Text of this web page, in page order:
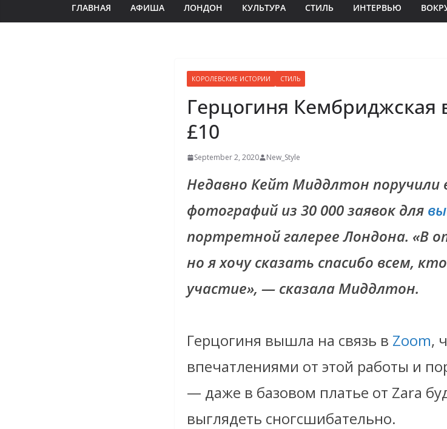
ГЛАВНАЯ АФИША ЛОНДОН КУЛЬТУРА СТИЛЬ ИНТЕРВЬЮ
КОРОЛЕВСКИЕ ИСТОРИИ СТИЛЬ
Герцогиня Кембриджская
£10
September 2, 2020 New_Style
Недавно Кейт Миддлтон поручили
фотографий из 30 000 заявок для
портретной галерее Лондона. «В
но я хочу сказать спасибо всем,
участие», — сказала Миддлтон.
Герцогиня вышла на связь в Zoom,
впечатлениями от этой работы и
— даже в базовом платье от Zara
выглядеть сногсшибательно.